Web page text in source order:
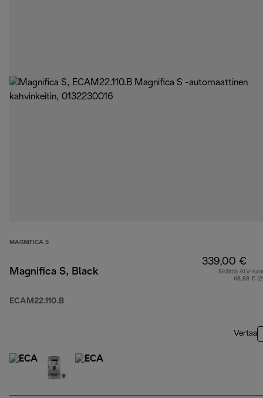
MAGNIFICA S
Magnifica S, Black
ECAM22.110.B
339,00 €
Sisältää ALV-
68,88 €
Vertaa